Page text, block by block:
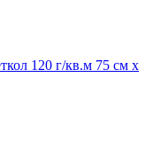
120 г/кв.м 75 см x